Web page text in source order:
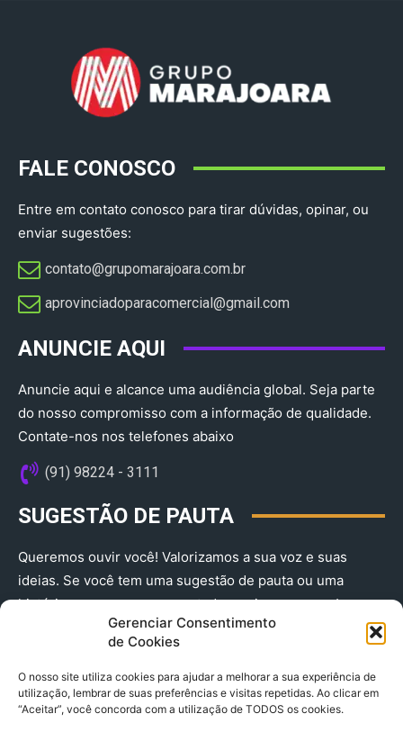
Gerenciar Consentimento
de Cookies
O nosso site utiliza cookies para ajudar a melhorar a sua experiência de
utilização, lembrar de suas preferências e visitas repetidas. Ao clicar em
“Aceitar”, você concorda com a utilização de TODOS os cookies.
FALE CONOSCO
Entre em contato conosco para tirar dúvidas, opinar, ou
enviar sugestões:
contato@grupomarajoara.com.br
aprovinciadoparacomercial@gmail.com​
ANUNCIE AQUI
Anuncie aqui e alcance uma audiência global. Seja parte
do nosso compromisso com a informação de qualidade.
Contate-nos nos telefones abaixo
(91) 98224 - 3111
SUGESTÃO DE PAUTA
Queremos ouvir você! Valorizamos a sua voz e suas
ideias. Se você tem uma sugestão de pauta ou uma
história que merece ser contada, envie-nos agora!
(91) 98224 - 3111